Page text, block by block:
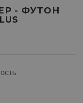
- ФУТОН